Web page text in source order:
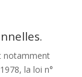
notamment
la loi n°